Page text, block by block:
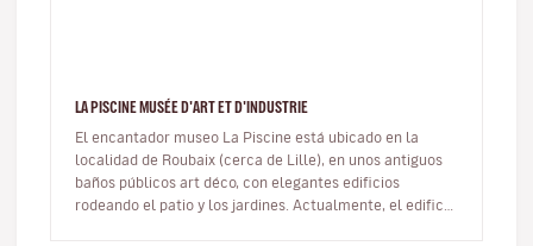
LA PISCINE MUSÉE D'ART ET D'INDUSTRIE
El encantador museo La Piscine está ubicado en la
localidad de Roubaix (cerca de Lille), en unos antiguos
baños públicos art déco, con elegantes edificios
rodeando el patio y los jardines. Actualmente, el edificio